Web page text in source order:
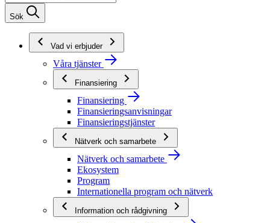
Sök
Vad vi erbjuder
Våra tjänster
Finansiering
Finansiering
Finansieringsanvisningar
Finansieringstjänster
Nätverk och samarbete
Nätverk och samarbete
Ekosystem
Program
Internationella program och nätverk
Information och rådgivning